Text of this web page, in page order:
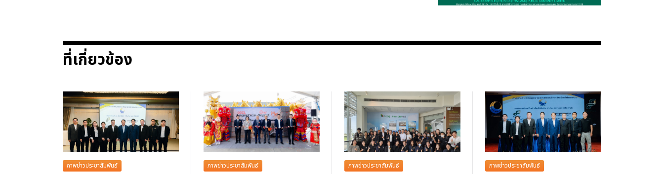
ที่เกี่ยวข้อง
ภาพข่าวประชาสัมพันธ์ ภาพข่าวประชาสัมพันธ์ ภาพข่าวประชาสัมพันธ์ ภาพข่าวประชาสัมพันธ์